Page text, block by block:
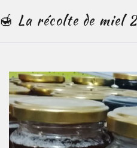
🍯 La récolte de miel